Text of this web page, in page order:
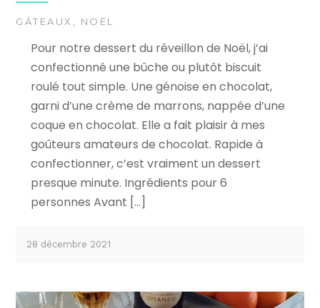
GÂTEAUX NOËL
Pour notre dessert du réveillon de Noël, j’ai
confectionné une bûche ou plutôt biscuit
roulé tout simple. Une génoise en chocolat,
garni d’une crème de marrons, nappée d’une
coque en chocolat. Elle a fait plaisir à mes
goûteurs amateurs de chocolat. Rapide à
confectionner, c’est vraiment un dessert
presque minute. Ingrédients pour 6
personnes Avant […]
28 décembre 2021